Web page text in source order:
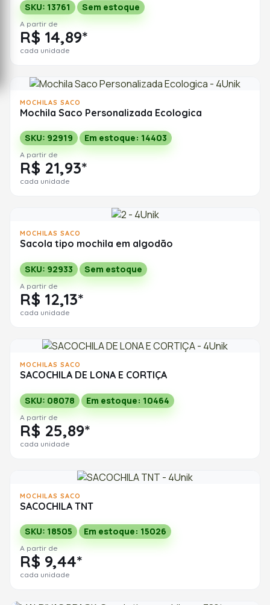
SKU: 13761 Sem estoque
A partir de
R$ 14,89*
cada unidade
MOCHILAS SACO
Mochila Saco Personalizada Ecologica
SKU: 92919 Em estoque: 14403
A partir de
R$ 21,93*
cada unidade
MOCHILAS SACO
Sacola tipo mochila em algodão
SKU: 92933 Sem estoque
A partir de
R$ 12,13*
cada unidade
MOCHILAS SACO
SACOCHILA DE LONA E CORTIÇA
SKU: 08078 Em estoque: 10464
A partir de
R$ 25,89*
cada unidade
MOCHILAS SACO
SACOCHILA TNT
SKU: 18505 Em estoque: 15026
A partir de
R$ 9,44*
cada unidade